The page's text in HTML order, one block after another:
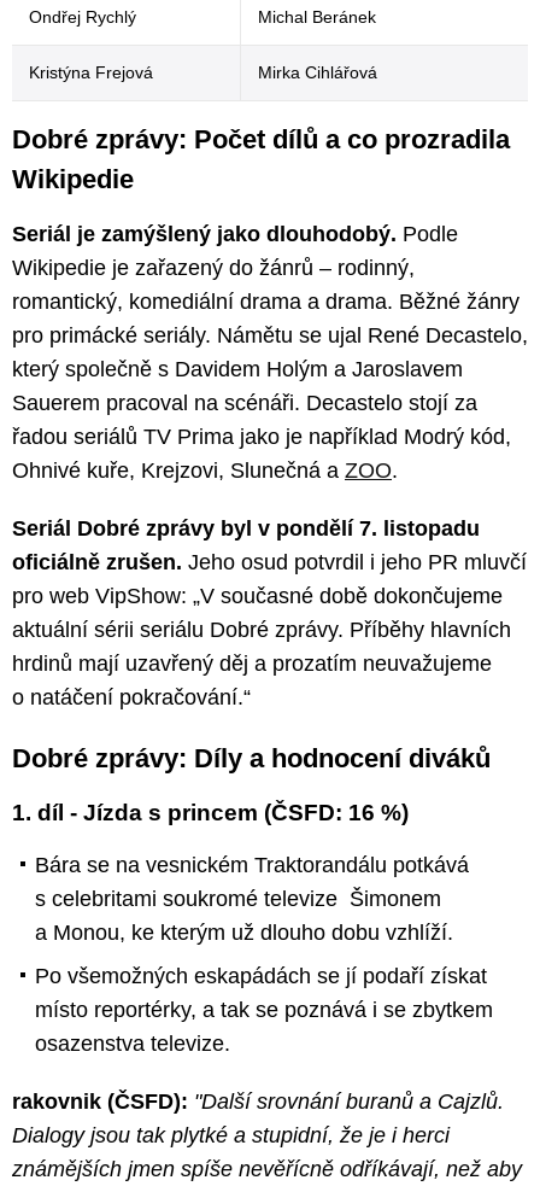
Ondřej Rychlý Michal Beránek
Kristýna Frejová Mirka Cihlářová
Dobré zprávy: Počet dílů a co prozradila
Wikipedie
Seriál je zamýšlený jako dlouhodobý. Podle
Wikipedie je zařazený do žánrů – rodinný,
romantický, komediální drama a drama. Běžné žánry
pro primácké seriály. Námětu se ujal René Decastelo,
který společně s Davidem Holým a Jaroslavem
Sauerem pracoval na scénáři. Decastelo stojí za
řadou seriálů TV Prima jako je například Modrý kód,
Ohnivé kuře, Krejzovi, Slunečná a ZOO.
Seriál Dobré zprávy byl v pondělí 7. listopadu
oficiálně zrušen. Jeho osud potvrdil i jeho PR mluvčí
pro web VipShow: „V současné době dokončujeme
aktuální sérii seriálu Dobré zprávy. Příběhy hlavních
hrdinů mají uzavřený děj a prozatím neuvažujeme
o natáčení pokračování.“
Dobré zprávy: Díly a hodnocení diváků
1. díl - Jízda s princem (ČSFD: 16 %)
Bára se na vesnickém Traktorandálu potkává
s celebritami soukromé televize Šimonem
a Monou, ke kterým už dlouho dobu vzhlíží.
Po všemožných eskapádách se jí podaří získat
místo reportérky, a tak se poznává i se zbytkem
osazenstva televize.
rakovnik (ČSFD): "Další srovnání buranů a Cajzlů.
Dialogy jsou tak plytké a stupidní, že je i herci
známějších jmen spíše nevěřícně odříkávají, než aby